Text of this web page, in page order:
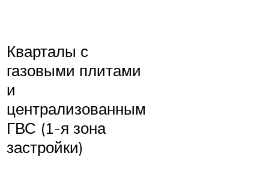
Кварталы с
газовыми плитами
и
централизованным
ГВС (1-я зона
застройки)